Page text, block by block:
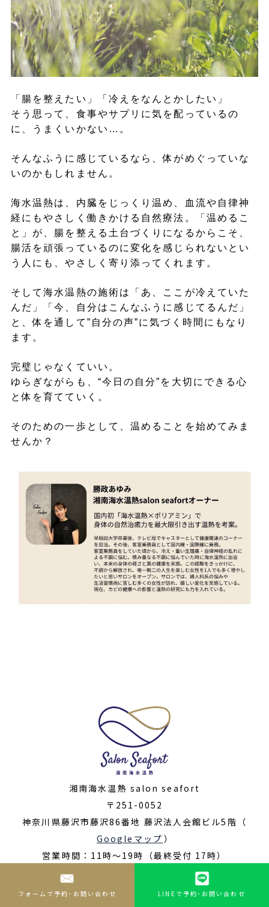
「腸を整えたい」「冷えをなんとかしたい」
そう思って、食事やサプリに気を配っているの
に、うまくいかない…。
そんなふうに感じているなら、体がめぐっていな
いのかもしれません。
海水温熱は、内臓をじっくり温め、血流や自律神
経にもやさしく働きかける自然療法。「温めるこ
と」が、腸を整える土台づくりになるからこそ、
腸活を頑張っているのに変化を感じられないとい
う人にも、やさしく寄り添ってくれます。
そして海水温熱の施術は「あ、ここが冷えていた
んだ」「今、自分はこんなふうに感じてるんだ」
と、体を通して”自分の声”に気づく時間にもなり
ます。
完璧じゃなくていい。
ゆらぎながらも、“今日の自分”を大切にできる心
と体を育てていく。
そのための一歩として、温めることを始めてみま
せんか？
湘南海水温熱 salon seafort
〒251-0052
神奈川県藤沢市藤沢86番地 藤沢法人会館ビル5階（
Googleマップ ）
営業時間：11時〜19時（最終受付 17時）
予約：前日までの完全予約制
フォームで予約･お問い合わせ LINEで予約･お問い合わせ